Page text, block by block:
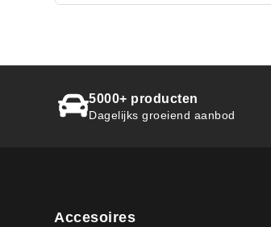
5000+ producten
Dagelijks groeiend aanbod
Accesoires